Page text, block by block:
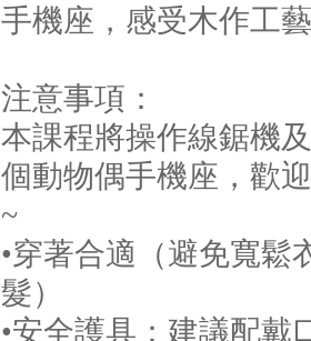
手機座，感受木作工
注意事項：
本課程將操作線鋸機
個動物偶手機座，歡
~
•穿著合適（避免寬鬆
髮）
•安全護具：建議配戴